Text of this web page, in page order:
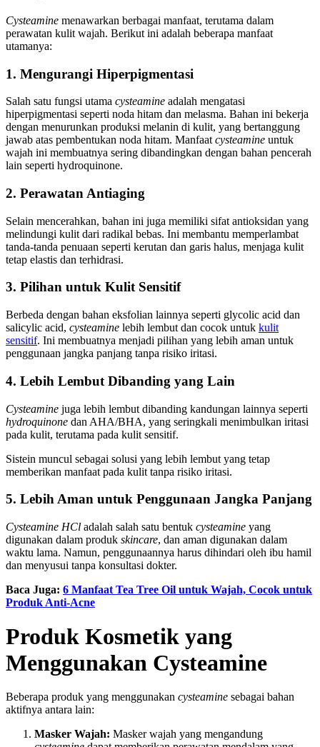
Cysteamine menawarkan berbagai manfaat, terutama dalam
perawatan kulit wajah. Berikut ini adalah beberapa manfaat
utamanya:
1. Mengurangi Hiperpigmentasi
Salah satu fungsi utama cysteamine adalah mengatasi
hiperpigmentasi seperti noda hitam dan melasma. Bahan ini bekerja
dengan menurunkan produksi melanin di kulit, yang bertanggung
jawab atas pembentukan noda hitam. Manfaat cysteamine untuk
wajah ini membuatnya sering dibandingkan dengan bahan pencerah
lain seperti hydroquinone.
2. Perawatan Antiaging
Selain mencerahkan, bahan ini juga memiliki sifat antioksidan yang
melindungi kulit dari radikal bebas. Ini membantu memperlambat
tanda-tanda penuaan seperti kerutan dan garis halus, menjaga kulit
tetap elastis dan terhidrasi.
3. Pilihan untuk Kulit Sensitif
Berbeda dengan bahan eksfolian lainnya seperti glycolic acid dan
salicylic acid, cysteamine lebih lembut dan cocok untuk kulit
sensitif. Ini membuatnya menjadi pilihan yang lebih aman untuk
penggunaan jangka panjang tanpa risiko iritasi.
4. Lebih Lembut Dibanding yang Lain
Cysteamine juga lebih lembut dibanding kandungan lainnya seperti
hydroquinone dan AHA/BHA, yang seringkali menimbulkan iritasi
pada kulit, terutama pada kulit sensitif.
Sistein muncul sebagai solusi yang lebih lembut yang tetap
memberikan manfaat pada kulit tanpa risiko iritasi.
5. Lebih Aman untuk Penggunaan Jangka Panjang
Cysteamine HCl adalah salah satu bentuk cysteamine yang
digunakan dalam produk skincare, dan aman digunakan dalam
waktu lama. Namun, penggunaannya harus dihindari oleh ibu hamil
dan menyusui tanpa konsultasi dokter.
Baca Juga: 6 Manfaat Tea Tree Oil untuk Wajah, Cocok untuk
Produk Anti-Acne
Produk Kosmetik yang
Menggunakan Cysteamine
Beberapa produk yang menggunakan cysteamine sebagai bahan
aktifnya antara lain:
Masker Wajah: Masker wajah yang mengandung